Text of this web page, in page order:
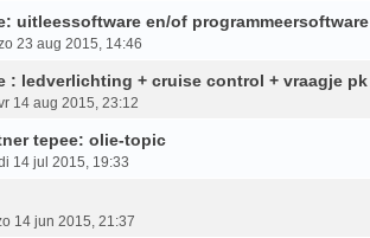
uitleessoftware en/of programmeersoftware
23 aug 2015, 14:46
: ledverlichting + cruise control + vraagje pk
14 aug 2015, 23:12
tepee: olie-topic
14 jul 2015, 19:33
14 jun 2015, 21:37